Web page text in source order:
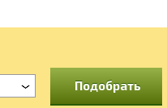
Подобрать